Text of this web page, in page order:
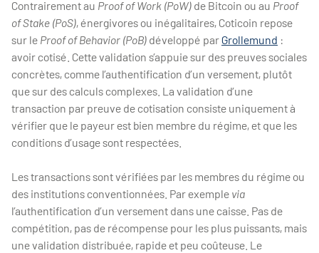
Contrairement au Proof of Work (PoW) de Bitcoin ou au Proof
of Stake (PoS), énergivores ou inégalitaires, Coticoin repose
sur le Proof of Behavior (PoB) développé parGrollemund :
avoir cotisé. Cette validation s’appuie sur des preuves sociales
concrètes, comme l’authentification d’un versement, plutôt
que sur des calculs complexes. La validation d’une
transaction par preuve de cotisation consiste uniquement à
vérifier que le payeur est bien membre du régime, et que les
conditions d’usage sont respectées.
Les transactions sont vérifiées par les membres du régime ou
des institutions conventionnées. Par exemple via
l’authentification d’un versement dans une caisse. Pas de
compétition, pas de récompense pour les plus puissants, mais
une validation distribuée, rapide et peu coûteuse. Le